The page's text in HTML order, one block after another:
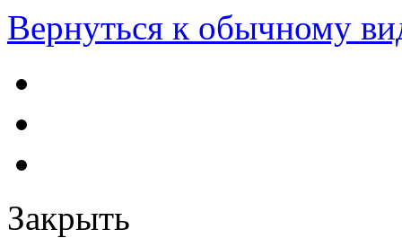
Вернуться к обычному
Закрыть